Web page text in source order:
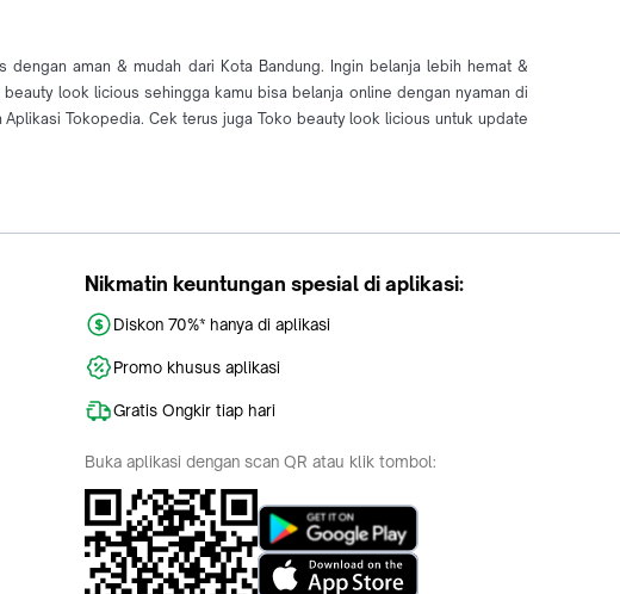
aman & mudah dari Kota Bandung. Ingin belanja lebih hemat &
look licious sehingga kamu bisa belanja online dengan nyaman di
Tokopedia. Cek terus juga Toko beauty look licious untuk update
Nikmatin keuntungan spesial di aplikasi:
Diskon 70%* hanya di aplikasi
Promo khusus aplikasi
Gratis Ongkir tiap hari
Buka aplikasi dengan scan QR atau klik tombol: